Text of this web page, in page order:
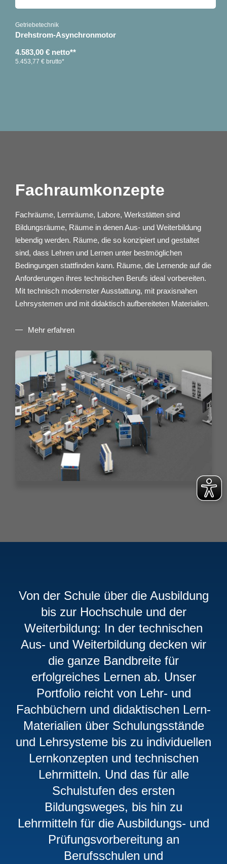
Getriebetechnik
Drehstrom-Asynchronmotor
4.583,00 € netto**
5.453,77 € brutto*
Fachraumkonzepte
Fachräume, Lernräume, Labore, Werkstätten sind
Bildungsräume, Räume in denen Aus- und Weiterbildung
lebendig werden. Räume, die so konzipiert und gestaltet
sind, dass Lehren und Lernen unter bestmöglichen
Bedingungen stattfinden kann. Räume, die Lernende auf die
Anforderungen ihres technischen Berufs ideal vorbereiten.
Mit technisch modernster Ausstattung, mit praxisnahen
Lehrsystemen und mit didaktisch aufbereiteten Materialien.
Mehr erfahren
Von der Schule über die Ausbildung
bis zur Hochschule und der
Weiterbildung: In der technischen
Aus- und Weiterbildung decken wir
die ganze Bandbreite für
erfolgreiches Lernen ab. Unser
Portfolio reicht von Lehr- und
Fachbüchern und didaktischen Lern‐
Materialien über Schulungsstände
und Lehrsysteme bis zu individuellen
Lernkonzepten und technischen
Lehrmitteln. Und das für alle
Schulstufen des ersten
Bildungsweges, bis hin zu
Lehrmitteln für die Ausbildungs- und
Prüfungsvorbereitung an
Berufsschulen und